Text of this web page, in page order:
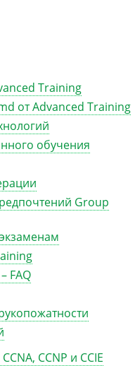
Training
от Advanced Training
обучения
Group
FAQ
CCNP и CCIE